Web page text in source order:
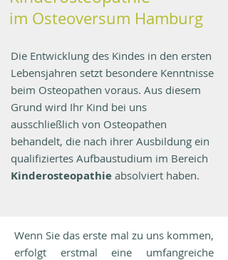
im Osteoversum Hamburg
Die Entwicklung des Kindes in den ersten
Lebensjahren setzt besondere Kenntnisse
beim Osteopathen voraus. Aus diesem
Grund wird Ihr Kind bei uns
ausschließlich von Osteopathen
behandelt, die nach ihrer Ausbildung ein
qualifiziertes Aufbaustudium im Bereich
Kinderosteopathie absolviert haben.
Wenn Sie das erste mal zu uns kommen,
erfolgt erstmal eine umfangreiche